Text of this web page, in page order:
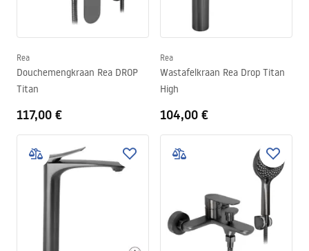
Rea
Douchemengkraan Rea DROP
Titan
117,00 €
Rea
Wastafelkraan Rea Drop Titan
High
104,00 €